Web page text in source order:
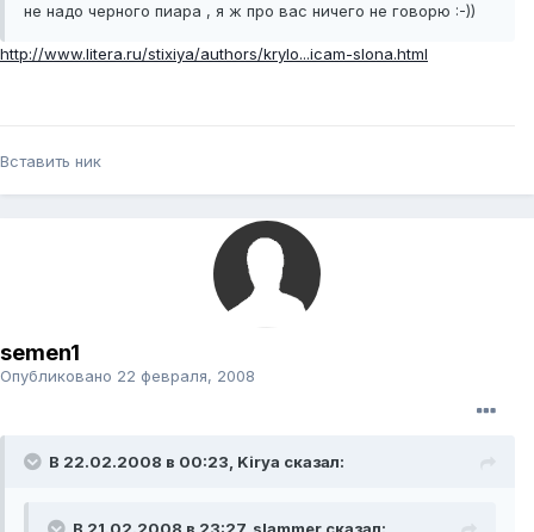
не надо черного пиара , я ж про вас ничего не говорю :-))
http://www.litera.ru/stixiya/authors/krylo...icam-slona.html
Вставить ник
semen1
Опубликовано 22 февраля, 2008
В 22.02.2008 в 00:23, Kirya сказал: